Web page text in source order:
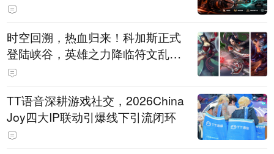
时空回溯，热血归来！科加斯正式
登陆峡谷，英雄之力降临符文乱
斗！
TT语音深耕游戏社交，2026China
Joy四大IP联动引爆线下引流闭环